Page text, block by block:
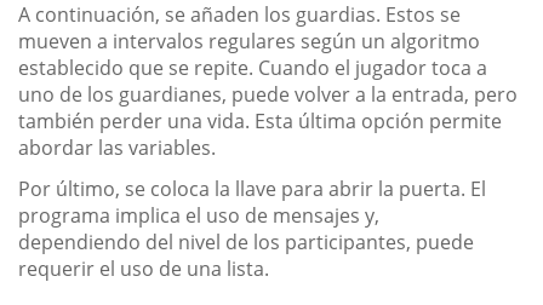
A continuación, se añaden los guardias. Estos se
mueven a intervalos regulares según un algoritmo
establecido que se repite. Cuando el jugador toca a
uno de los guardianes, puede volver a la entrada, pero
también perder una vida. Esta última opción permite
abordar las variables.
Por último, se coloca la llave para abrir la puerta. El
programa implica el uso de mensajes y,
dependiendo del nivel de los participantes, puede
requerir el uso de una lista.